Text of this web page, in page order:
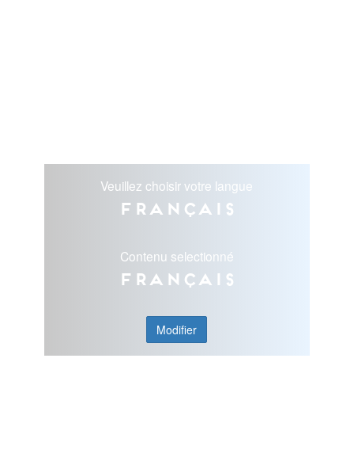
Veuillez choisir votre langue
Français
Contenu selectionné
Français
Modifier